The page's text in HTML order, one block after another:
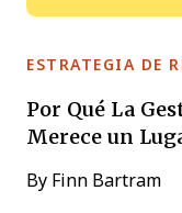
ESTRATEGIA DE
Por Qué La
Merece un
By Finn Bartram